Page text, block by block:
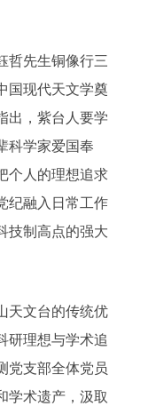
哲先生铜像行三
国现代天文学奠
出，紫台人要学
科学家爱国奉
个人的理想追求
纪融入日常工作
技制高点的强大
天文台的传统优
研理想与学术追
党支部全体党员
学术遗产，汲取